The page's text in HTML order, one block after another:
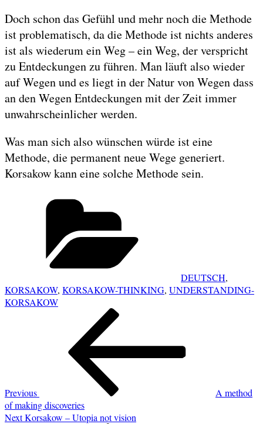
Doch schon das Gefühl und mehr noch die Methode
ist problematisch, da die Methode ist nichts anderes
ist als wiederum ein Weg – ein Weg, der verspricht
zu Entdeckungen zu führen. Man läuft also wieder
auf Wegen und es liegt in der Natur von Wegen dass
an den Wegen Entdeckungen mit der Zeit immer
unwahrscheinlicher werden.
Was man sich also wünschen würde ist eine
Methode, die permanent neue Wege generiert.
Korsakow kann eine solche Methode sein.
DEUTSCH,
KORSAKOW, KORSAKOW-THINKING, UNDERSTANDING-
KORSAKOW
Previous
A method
of making discoveries
Next
NextKorsakow – Utopia not vision